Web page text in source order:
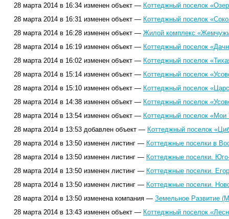
28 марта 2014 в 16:34 изменен объект — Коттеджный поселок
28 марта 2014 в 16:31 изменен объект — Коттеджный поселок
28 марта 2014 в 16:28 изменен объект — Жилой комплекс
28 марта 2014 в 16:19 изменен объект — Коттеджный поселок
28 марта 2014 в 16:02 изменен объект — Коттеджный поселок
28 марта 2014 в 15:14 изменен объект — Коттеджный поселок
28 марта 2014 в 15:10 изменен объект — Коттеджный поселок
28 марта 2014 в 14:38 изменен объект — Коттеджный поселок
28 марта 2014 в 13:54 изменен объект — Коттеджный поселок «Мои
28 марта 2014 в 13:53 добавлен объект — Коттеджный поселок
28 марта 2014 в 13:50 изменен листинг — Коттеджные поселки в
28 марта 2014 в 13:50 изменен листинг — Коттеджные поселки.
28 марта 2014 в 13:50 изменен листинг — Коттеджные поселки.
28 марта 2014 в 13:50 изменен листинг — Коттеджные поселки.
28 марта 2014 в 13:50 изменена компания — Земельное Развитие
28 марта 2014 в 13:43 изменен объект — Коттеджный поселок